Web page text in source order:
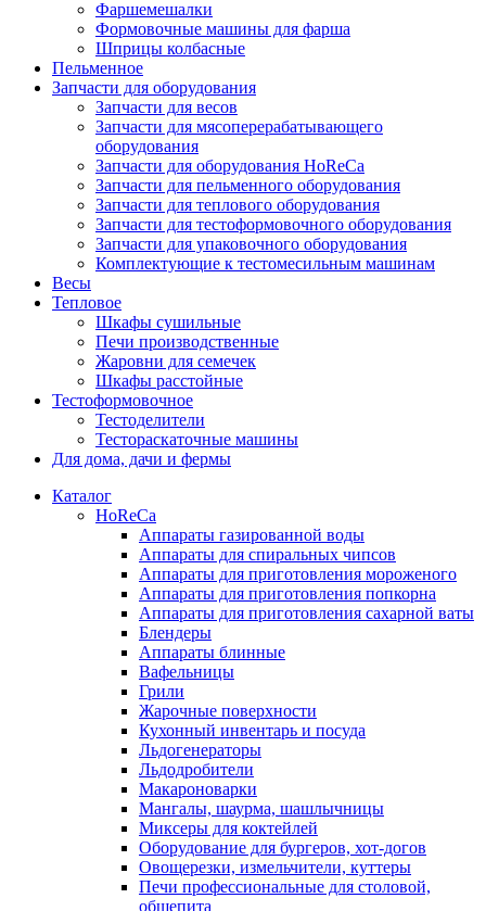
Фаршемешалки
Формовочные машины для фарша
Шприцы колбасные
Пельменное
Запчасти для оборудования
Запчасти для весов
Запчасти для мясоперерабатывающего
оборудования
Запчасти для оборудования HoReCa
Запчасти для пельменного оборудования
Запчасти для теплового оборудования
Запчасти для тестоформовочного оборудования
Запчасти для упаковочного оборудования
Комплектующие к тестомесильным машинам
Весы
Тепловое
Шкафы сушильные
Печи производственные
Жаровни для семечек
Шкафы расстойные
Тестоформовочное
Тестоделители
Тестораскаточные машины
Для дома, дачи и фермы
Каталог
HoReCa
Аппараты газированной воды
Аппараты для спиральных чипсов
Аппараты для приготовления мороженого
Аппараты для приготовления попкорна
Аппараты для приготовления сахарной ваты
Блендеры
Аппараты блинные
Вафельницы
Грили
Жарочные поверхности
Кухонный инвентарь и посуда
Льдогенераторы
Льдодробители
Макароноварки
Мангалы, шаурма, шашлычницы
Миксеры для коктейлей
Оборудование для бургеров, хот-догов
Овощерезки, измельчители, куттеры
Печи профессиональные для столовой,
общепита